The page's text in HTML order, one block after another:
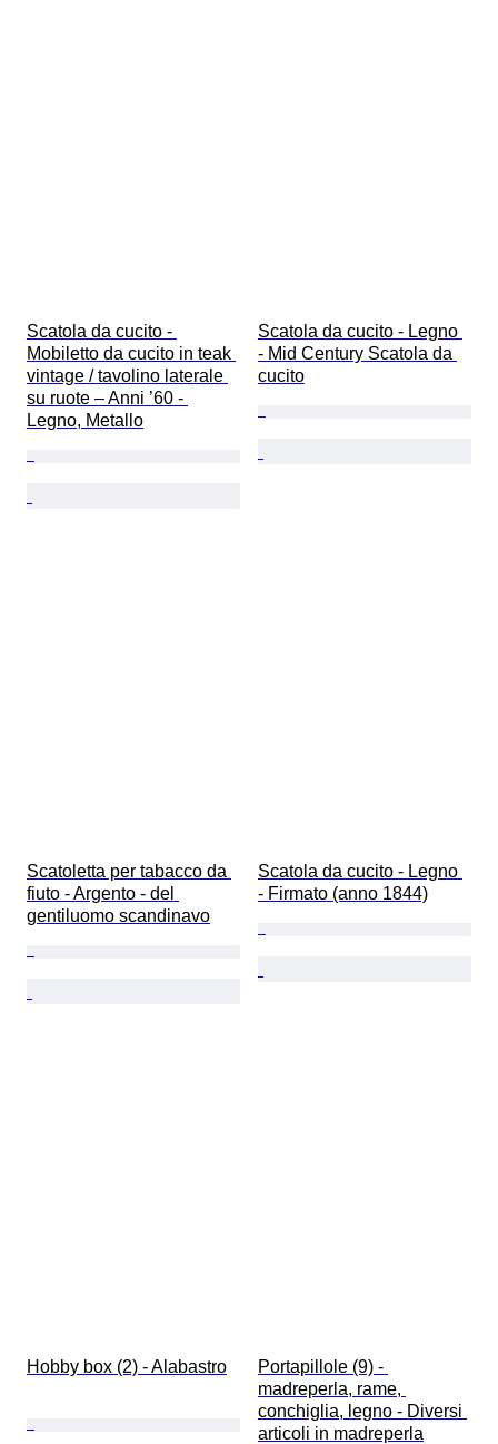
Scatola da cucito -
Mobiletto da cucito in teak
vintage / tavolino laterale
su ruote – Anni ’60 -
Legno, Metallo
Scatola da cucito - Legno
- Mid Century Scatola da
cucito
Scatoletta per tabacco da
fiuto - Argento - del
gentiluomo scandinavo
Scatola da cucito - Legno
- Firmato (anno 1844)
Hobby box (2) - Alabastro
Portapillole (9) -
madreperla, rame,
conchiglia, legno - Diversi
articoli in madreperla